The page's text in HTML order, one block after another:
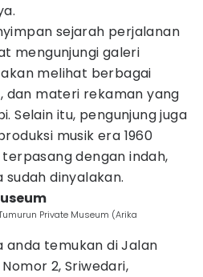
sejarah perjalanan
mengunjungi galeri
melihat berbagai
dan materi rekaman yang
Selain itu, pengunjung juga
musik era 1960
dengan indah,
dinyalakan.
Private Museum (Arika
anda temukan di Jalan
2, Sriwedari,